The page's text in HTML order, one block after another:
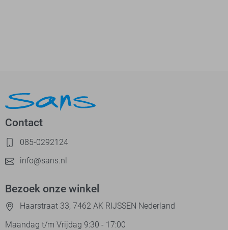
Contact
085-0292124
info@sans.nl
Bezoek onze winkel
Haarstraat 33, 7462 AK RIJSSEN Nederland
Maandag t/m Vrijdag 9:30 - 17:00